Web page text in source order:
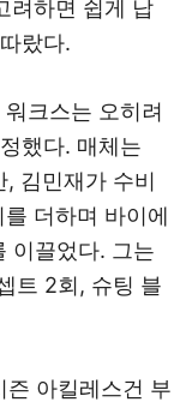
려하면 쉽게 납
랐다.
크스는 오히려
했다. 매체는
김민재가 수비
더하며 바이에
이끌었다. 그는
트 2회, 슈팅 블
아킬레스건 부